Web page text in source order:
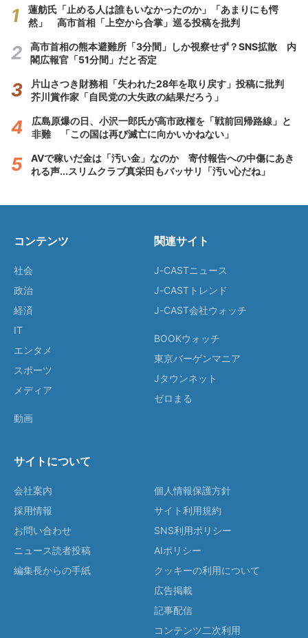
蓮舫氏「止める人は誰もいなかったのか」「あまりにも愕
然」 高市首相「上空から合掌」巡る投稿を批判
高市首相の熊本避難所「3分間」しか視察せず？SNS拡散 内
閣広報官「51分間」だと否定
片山さつき財務相「失われた28年を取り戻す」投稿に批判
芥川賞作家「自民党の大失政の結果だろう」
広島原爆の日、小沢一郎氏が高市政権を「戦前回帰路線」と
非難 「この国は再び滅亡に向かいかねない」
AVで稼いだ金は「汚い金」なのか 寄付報告への中傷にあき
れる声...スリムクラブ真栄田もバッサリ「汚い心だね」
コンテンツ
社会
政治
経済
IT
エンタメ
スポーツ
メディア
動画
関連サイト
J-CASTニュース
J-CASTトレンド
J-CAST会社ウォッチ
BOOKウォッチ
東京バーゲンマニア
Jタウンネット
ゼロまる
サイトについて
会社案内
採用情報
お問い合わせ
ニュース読者投稿
編集長からの手紙
個人情報保護方針
サイト利用規約
SNS利用ポリシー
AIポリシー
クッキーの利用について
広告掲載
記事配信
コンテンツ二次利用